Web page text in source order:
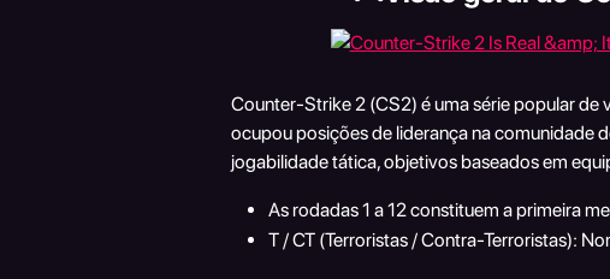
Counter-Strike 2 (CS2) é uma série popular de
ocupou posições de liderança na comunidade
jogabilidade tática, objetivos baseados em
As rodadas 1 a 12 constituem a primeira
T / CT (Terroristas / Contra-Terroristas):